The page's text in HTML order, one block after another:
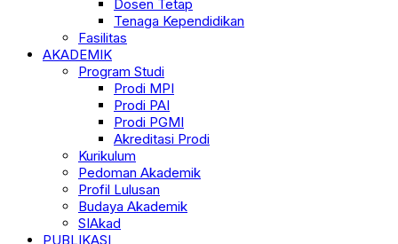
Dosen Tetap
Tenaga Kependidikan
Fasilitas
AKADEMIK
Program Studi
Prodi MPI
Prodi PAI
Prodi PGMI
Akreditasi Prodi
Kurikulum
Pedoman Akademik
Profil Lulusan
Budaya Akademik
SIAkad
PUBLIKASI